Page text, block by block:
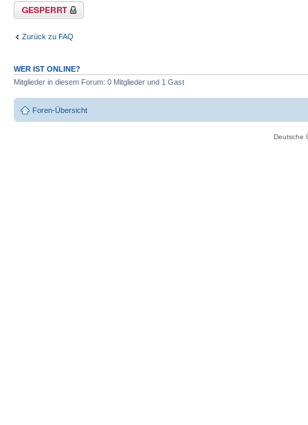
Thema gesperrt
Zurück zu FAQ
WER IST ONLINE?
Mitglieder in diesem Forum: 0 Mitglieder und 1 Gast
Foren-Übersicht
Deutsche